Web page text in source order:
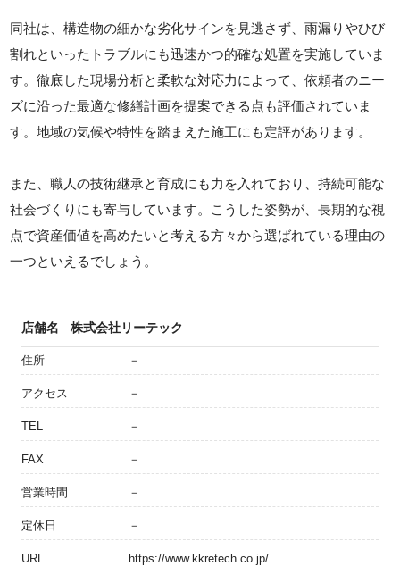
同社は、構造物の細かな劣化サインを見逃さず、雨漏りやひび
割れといったトラブルにも迅速かつ的確な処置を実施していま
す。徹底した現場分析と柔軟な対応力によって、依頼者のニー
ズに沿った最適な修繕計画を提案できる点も評価されていま
す。地域の気候や特性を踏まえた施工にも定評があります。
また、職人の技術継承と育成にも力を入れており、持続可能な
社会づくりにも寄与しています。こうした姿勢が、長期的な視
点で資産価値を高めたいと考える方々から選ばれている理由の
一つといえるでしょう。
店舗名 株式会社リーテック
住所 －
アクセス －
TEL －
FAX －
営業時間 －
定休日 －
URL https://www.kkretech.co.jp/